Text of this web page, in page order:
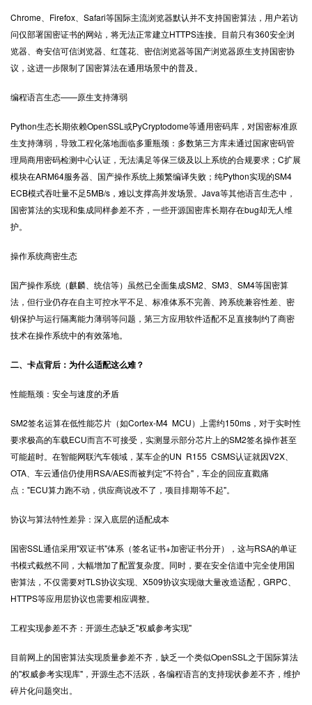
Chrome、Firefox、Safari等国际主流浏览器默认并不支持国密算法，用户若访
问仅部署国密证书的网站，将无法正常建立HTTPS连接。目前只有360安全浏
览器、奇安信可信浏览器、红莲花、密信浏览器等国产浏览器原生支持国密协
议，这进一步限制了国密算法在通用场景中的普及。
编程语言生态——原生支持薄弱
Python生态长期依赖OpenSSL或PyCryptodome等通用密码库，对国密标准原
生支持薄弱，导致工程化落地面临多重瓶颈：多数第三方库未通过国家密码管
理局商用密码检测中心认证，无法满足等保三级及以上系统的合规要求；C扩展
模块在ARM64服务器、国产操作系统上频繁编译失败；纯Python实现的SM4
ECB模式吞吐量不足5MB/s，难以支撑高并发场景。Java等其他语言生态中，
国密算法的实现和集成同样参差不齐，一些开源国密库长期存在bug却无人维
护。
操作系统商密生态
国产操作系统（麒麟、统信等）虽然已全面集成SM2、SM3、SM4等国密算
法，但行业仍存在自主可控水平不足、标准体系不完善、跨系统兼容性差、密
钥保护与运行隔离能力薄弱等问题，第三方应用软件适配不足直接制约了商密
技术在操作系统中的有效落地。
二、卡点背后：为什么适配这么难？
性能瓶颈：安全与速度的矛盾
SM2签名运算在低性能芯片（如Cortex-M4 MCU）上需约150ms，对于实时性
要求极高的车载ECU而言不可接受，实测显示部分芯片上的SM2签名操作甚至
可能超时。在智能网联汽车领域，某车企的UN R155 CSMS认证就因V2X、
OTA、车云通信仍使用RSA/AES而被判定"不符合"，车企的回应直戳痛
点："ECU算力跑不动，供应商说改不了，项目排期等不起"。
协议与算法特性差异：深入底层的适配成本
国密SSL通信采用"双证书"体系（签名证书+加密证书分开），这与RSA的单证
书模式截然不同，大幅增加了配置复杂度。同时，要在安全信道中完全使用国
密算法，不仅需要对TLS协议实现、X509协议实现做大量改造适配，GRPC、
HTTPS等应用层协议也需要相应调整。
工程实现参差不齐：开源生态缺乏"权威参考实现"
目前网上的国密算法实现质量参差不齐，缺乏一个类似OpenSSL之于国际算法
的"权威参考实现库"，开源生态不活跃，各编程语言的支持现状参差不齐，维护
碎片化问题突出。